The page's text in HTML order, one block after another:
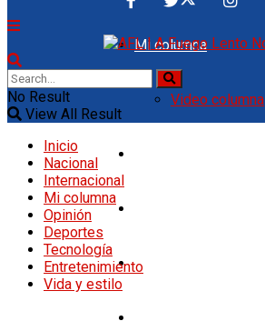
Mi columna
Video columna
Tecnología
No Result
View All Result
Inicio
Nacional
Internacional
Mi columna
Opinión
Deportes
Tecnología
Entretenimiento
Vida y estilo